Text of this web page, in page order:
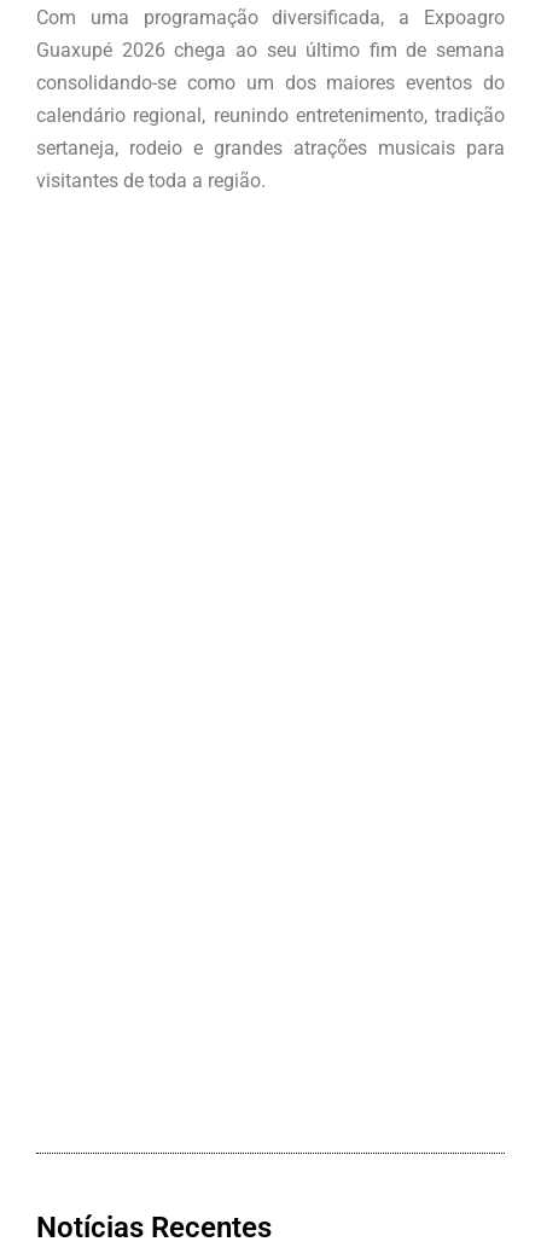
Com uma programação diversificada, a Expoagro
Guaxupé 2026 chega ao seu último fim de semana
consolidando-se como um dos maiores eventos do
calendário regional, reunindo entretenimento, tradição
sertaneja, rodeio e grandes atrações musicais para
visitantes de toda a região.
Notícias Recentes